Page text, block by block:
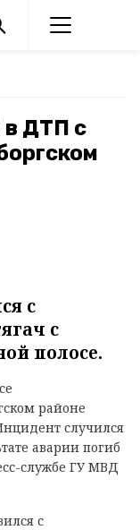
в ДТП с
с
с
полосе.
районе
случился
аварии погиб
службе ГУ МВД
с